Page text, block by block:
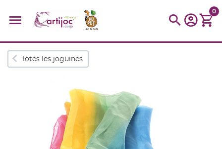
Cerques populars
parquing tinkering kit
0
Totes les joguines